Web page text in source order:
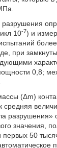
10-7) и
при
0,8;
(Δm)
разрушения»
значения,
50